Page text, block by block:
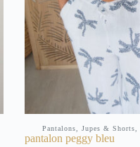
Pantalons, Jupes & Shorts,
pantalon peggy bleu